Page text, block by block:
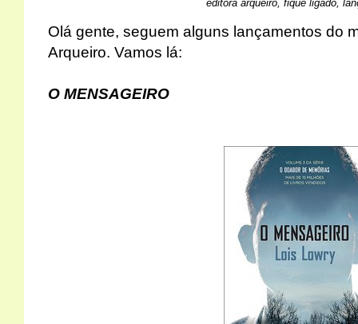
editora arqueiro, fique ligado,
Olá gente, seguem alguns lançamentos do
Arqueiro. Vamos lá:
O MENSAGEIRO